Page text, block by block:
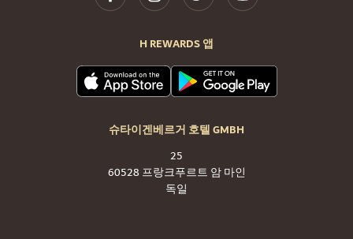
H REWARDS 앱
슈타이겐베르거 호텔 GMBH
25
60528 프랑크푸르트 암 마인
독일